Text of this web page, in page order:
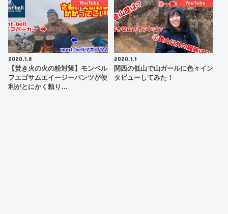
YouTube
2020.1.8
【焚き火の火の粉対策】モンベル
フエゴサムエイージーパンツが便
利がとにかく頼り…
YouTube
2020.1.1
関西の低山で山ガールに色々イン
タビューしてみた！